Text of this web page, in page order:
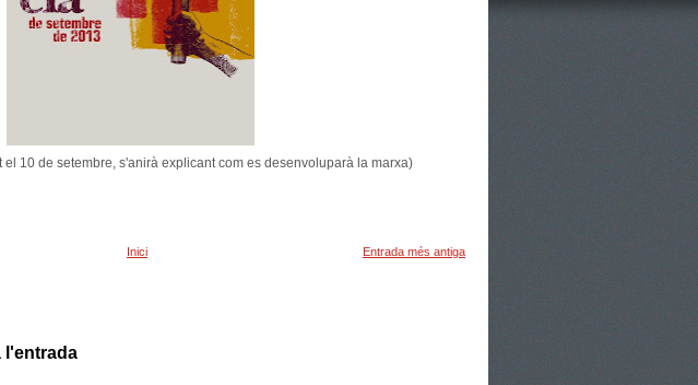
10 de setembre, s'anirà explicant com es desenvoluparà la marxa)
Entrada més antiga
Inici
l'entrada